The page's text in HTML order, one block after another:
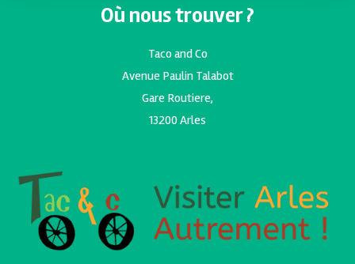
Où nous trouver ?
Taco and Co
Avenue Paulin Talabot
Gare Routiere,
13200 Arles